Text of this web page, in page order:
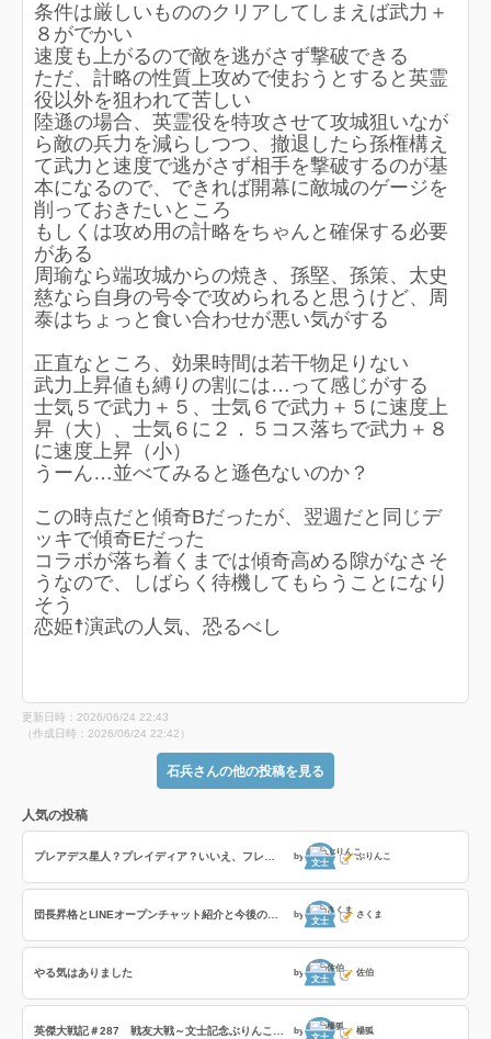
条件は厳しいもののクリアしてしまえば武力＋
８がでかい
速度も上がるので敵を逃がさず撃破できる
ただ、計略の性質上攻めで使おうとすると英霊
役以外を狙われて苦しい
陸遜の場合、英霊役を特攻させて攻城狙いなが
ら敵の兵力を減らしつつ、撤退したら孫権構え
て武力と速度で逃がさず相手を撃破するのが基
本になるので、できれば開幕に敵城のゲージを
削っておきたいところ
もしくは攻め用の計略をちゃんと確保する必要
がある
周瑜なら端攻城からの焼き、孫堅、孫策、太史
慈なら自身の号令で攻められると思うけど、周
泰はちょっと食い合わせが悪い気がする
正直なところ、効果時間は若干物足りない
武力上昇値も縛りの割には…って感じがする
士気５で武力＋５、士気６で武力＋５に速度上
昇（大）、士気６に２．５コス落ちで武力＋８
に速度上昇（小）
うーん…並べてみると遜色ないのか？
この時点だと傾奇Bだったが、翌週だと同じデ
ッキで傾奇Eだった
コラボが落ち着くまでは傾奇高める隙がなさそ
うなので、しばらく待機してもらうことになり
そう
恋姫☨演武の人気、恐るべし
更新日時：2026/06/24 22:43
（作成日時：2026/06/24 22:42）
石兵さんの他の投稿を見る
人気の投稿
by
文士
ぶりんこ
by
文士
さくま
やる気はありました by
文士
佐伯
by
文士
楊狐